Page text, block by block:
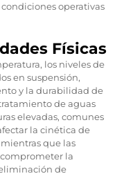
operativas
Físicas
los niveles de
en suspensión,
y la durabilidad de
de aguas
elevadas, comunes
la cinética de
que las
la
de